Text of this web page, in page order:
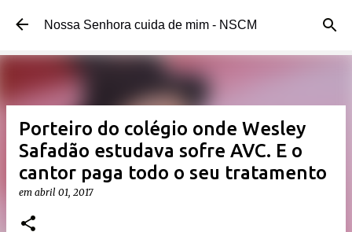
Pular para o conteúdo principal
Nossa Senhora cuida de mim - NSCM
Porteiro do colégio onde Wesley
Safadão estudava sofre AVC. E o
cantor paga todo o seu tratamento
em abril 01, 2017